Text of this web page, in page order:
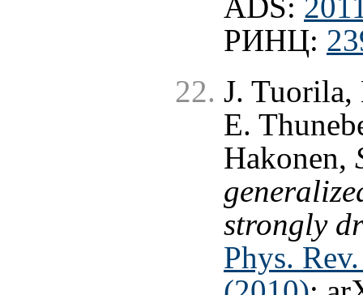
ADS:
РИНЦ:
J.
E.
Hakonen,
strongly
Phys.